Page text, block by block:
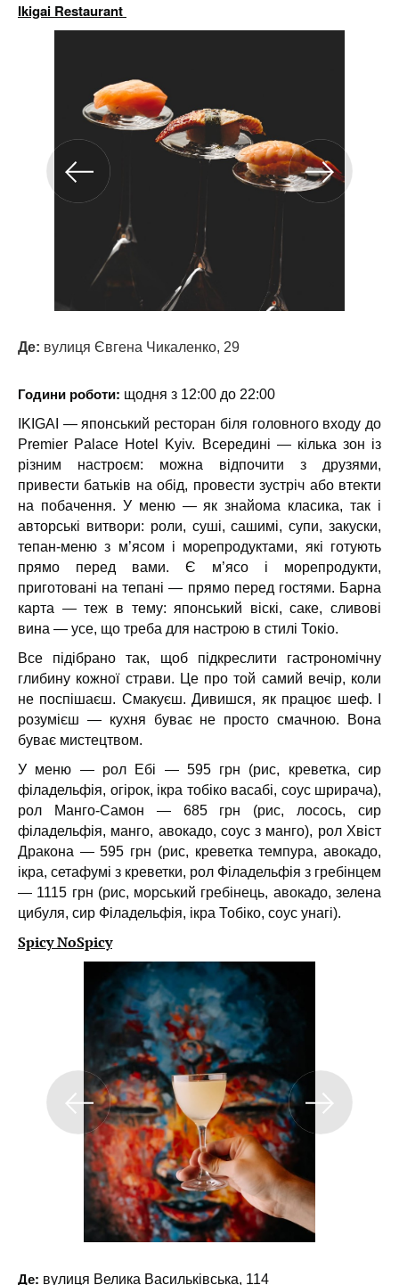
Ikigai Restaurant
Де: вулиця Євгена Чикаленко, 29
Години роботи: щодня з 12:00 до 22:00
IKIGAI — японський ресторан біля головного входу до
Premier Palace Hotel Kyiv. Всередині — кілька зон із
різним настроєм: можна відпочити з друзями,
привести батьків на обід, провести зустріч або втекти
на побачення. У меню — як знайома класика, так і
авторські витвори: роли, суші, сашимі, супи, закуски,
тепан-меню з м’ясом і морепродуктами, які готують
прямо перед вами. Є м’ясо і морепродукти,
приготовані на тепані — прямо перед гостями. Барна
карта — теж в тему: японський віскі, саке, сливові
вина — усе, що треба для настрою в стилі Токіо.
Все підібрано так, щоб підкреслити гастрономічну
глибину кожної страви. Це про той самий вечір, коли
не поспішаєш. Смакуєш. Дивишся, як працює шеф. І
розумієш — кухня буває не просто смачною. Вона
буває мистецтвом.
У меню — рол Ебі — 595 грн (рис, креветка, сир
філадельфія, огірок, ікра тобіко васабі, соус шрирача),
рол Манго-Самон — 685 грн (рис, лосось, сир
філадельфія, манго, авокадо, соус з манго), рол Хвіст
Дракона — 595 грн (рис, креветка темпура, авокадо,
ікра, сетафумі з креветки, рол Філадельфія з гребінцем
— 1115 грн (рис, морський гребінець, авокадо, зелена
цибуля, сир Філадельфія, ікра Тобіко, соус унагі).
Spicy NoSpicy
Де: вулиця Велика Васильківська, 114